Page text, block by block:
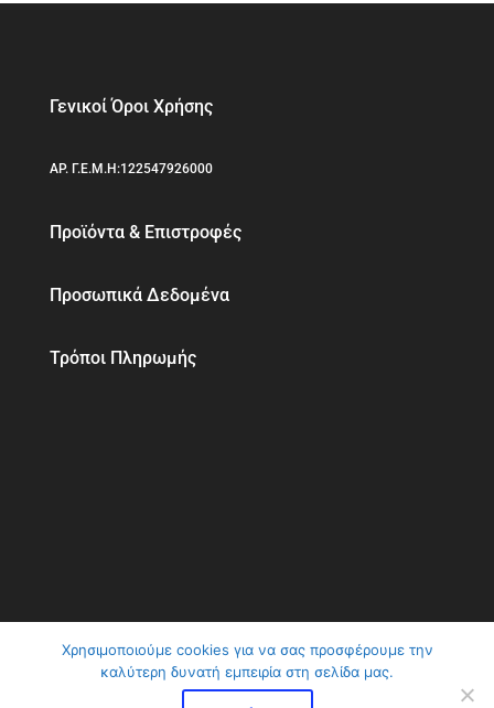
Γενικοί Όροι Χρήσης
ΑΡ. Γ.Ε.Μ.Η:122547926000
Προϊόντα & Επιστροφές
Προσωπικά Δεδομένα
Τρόποι Πληρωμής
ClimaVer Αβραμίδης | Αλλάζουμε το κλίμα στη
Χρησιμοποιούμε cookies για να σας προσφέρουμε την
καλύτερη δυνατή εμπειρία στη σελίδα μας.